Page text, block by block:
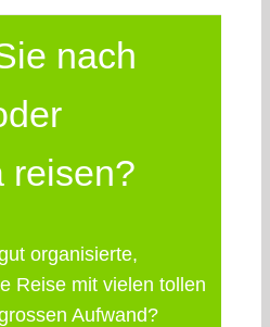
nach
reisen?
organisierte,
Reise mit vielen tollen
Aufwand?